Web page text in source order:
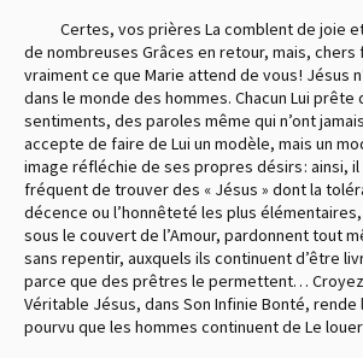
Certes, vos prières La comblent de joie et
de nombreuses Grâces en retour, mais,
vraiment ce que Marie attend de vous ! Jésus
dans le monde des hommes. Chacun Lui
sentiments, des paroles même qui n’ont
accepte de faire de Lui un modèle, mais un
image réfléchie de ses propres désirs : ainsi, il
fréquent de trouver des « Jésus » dont la
décence ou l’honnêteté les plus élémentaires,
sous le couvert de l’Amour, pardonnent tout
sans repentir, auxquels ils continuent d’être
parce que des prêtres le permettent…
Véritable Jésus, dans Son Infinie Bonté,
pourvu que les hommes continuent de Le